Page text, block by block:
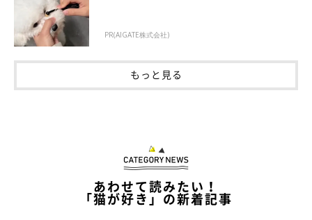
PR(AIGATE株式会社)
もっと見る
あわせて読みたい！
「猫が好き」の新着記事